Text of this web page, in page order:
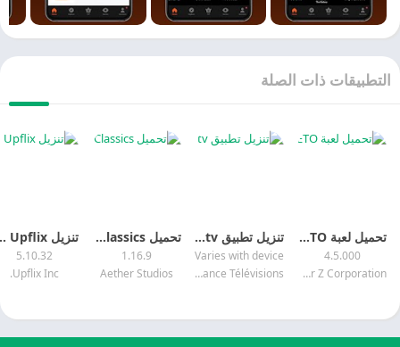
ذات الصلة
تحميل لعبة ZEPETO مهكرة 2026
4.5.000
Naver Z Corporation
تنزيل تطبيق france•tv مهكر 2026
Varies with device
France Télévisions
تحميل Old Movies Hollywood Classics مهكر 2026 APK MOD
1.16.9
Aether Studios
تنزيل Upflix مهكر 2026 MOD APK
5.10.32
Upflix Inc.